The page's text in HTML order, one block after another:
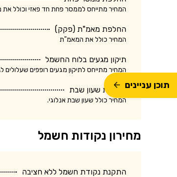
המחיר מתייחס לממסר פחת חד פאזי וכולל
החלפת מאמ"ת (פקק)
המחיר כולל את המאמ"ת
תיקון מגעים בלוח החשמל
המחיר מתייחס לתיקון מגעים רופפים
התקנת שעון שבת
המחיר כולל שעון שבת אנלוגי.
מחירון נקודות חשמל
התקנת נקודת חשמל ללא חציבה
תוכן עניינים